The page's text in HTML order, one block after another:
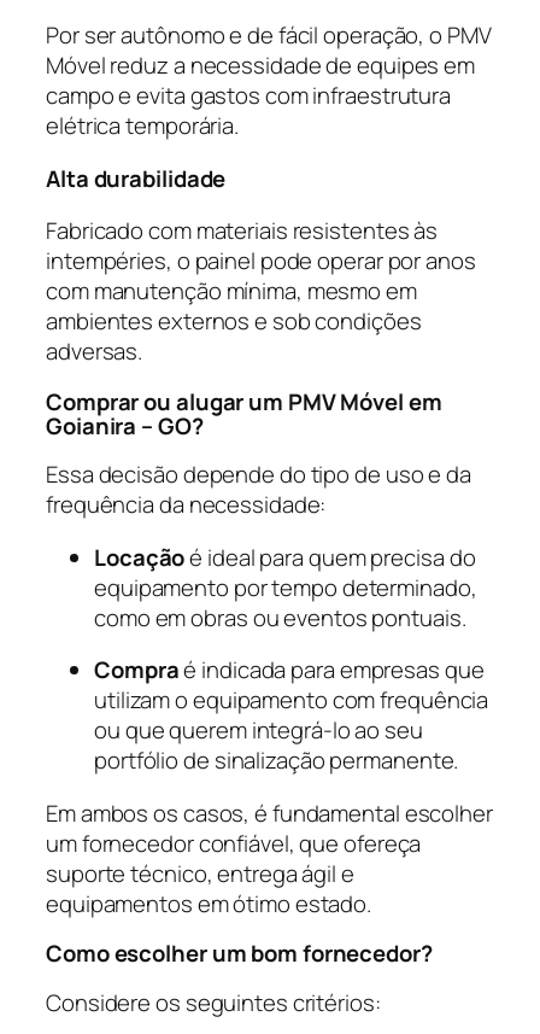
Por ser autônomo e de fácil operação, o PMV
Móvel reduz a necessidade de equipes em
campo e evita gastos com infraestrutura
elétrica temporária.
Alta durabilidade
Fabricado com materiais resistentes às
intempéries, o painel pode operar por anos
com manutenção mínima, mesmo em
ambientes externos e sob condições
adversas.
Comprar ou alugar um PMV Móvel em
Goianira – GO?
Essa decisão depende do tipo de uso e da
frequência da necessidade:
Locaçãoé ideal para quem precisa do
equipamento por tempo determinado,
como em obras ou eventos pontuais.
Compraé indicada para empresas que
utilizam o equipamento com frequência
ou que querem integrá-lo ao seu
portfólio de sinalização permanente.
Em ambos os casos, é fundamental escolher
um fornecedor confiável, que ofereça
suporte técnico, entrega ágil e
equipamentos em ótimo estado.
Como escolher um bom fornecedor?
Considere os seguintes critérios: